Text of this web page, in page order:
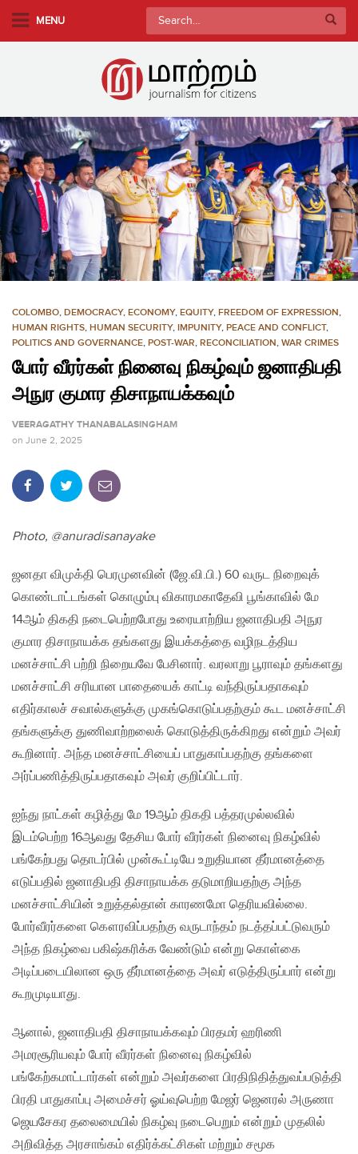
m
a
i
n
c
o
n
t
MENU
Search
for:
COLOMBO, DEMOCRACY, ECONOMY, EQUITY, FREEDOM OF EXPRESSION,
HUMAN RIGHTS, HUMAN SECURITY, IMPUNITY, PEACE AND CONFLICT,
POLITICS AND GOVERNANCE, POST-WAR, RECONCILIATION, WAR CRIMES
போர் வீரர்கள் நினைவு நிகழ்வும் ஜனாதிபதி
அநுர குமார திசாநாயக்கவும்
VEERAGATHY THANABALASINGHAM
on June 2, 2025
Photo, @anuradisanayake
ஜனதா விமுக்தி பெரமுனவின் (ஜே.வி.பி.) 60 வருட நிறைவுக்
கொண்டாட்டங்கள் கொழும்பு விகாரமகாதேவி பூங்காவில் மே
14ஆம் திகதி நடைபெற்றபோது உரையாற்றிய ஜனாதிபதி அநுர
குமார திசாநாயக்க தங்களது இயக்கத்தை வழிநடத்திய
மனச்சாட்சி பற்றி நிறையவே பேசினார். வரலாறு பூராவும் தங்களது
மனச்சாட்சி சரியான பாதையைக் காட்டி வந்திருப்பதாகவும்
எதிர்காலச் சவால்களுக்கு முகங்கொடுப்பதற்கும் கூட மனச்சாட்சி
தங்களுக்கு துணிவாற்றலைக் கொடுத்திருக்கிறது என்றும் அவர்
கூறினார். அந்த மனச்சாட்சியைப் பாதுகாப்பதற்கு தங்களை
அர்ப்பணித்திருப்பதாகவும் அவர் குறிப்பிட்டார்.
ஐந்து நாட்கள் கழித்து மே 19ஆம் திகதி பத்தரமுல்லவில்
இடம்பெற்ற 16ஆவது தேசிய போர் வீரர்கள் நினைவு நிகழ்வில்
பங்கேற்பது தொடர்பில் முன்கூட்டியே உறுதியான தீர்மானத்தை
எடுப்பதில் ஜனாதிபதி திசாநாயக்க தடுமாறியதற்கு அந்த
மனச்சாட்சியின் உறுத்தல்தான் காரணமோ தெரியவில்லை.
போர்வீரர்களை கௌரவிப்பதற்கு வருடாந்தம் நடத்தப்பட்டுவரும்
அந்த நிகழ்வை பகிஷ்கரிக்க வேண்டும் என்று கொள்கை
அடிப்படையிலான ஒரு தீர்மானத்தை அவர் எடுத்திருப்பார் என்று
கூறமுடியாது.
ஆனால், ஜனாதிபதி திசாநாயக்கவும் பிரதமர் ஹரிணி
அமரசூரியவும் போர் வீரர்கள் நினைவு நிகழ்வில்
பங்கேற்கமாட்டார்கள் என்றும் அவர்களை பிரதிநிதித்துவப்படுத்தி
பிரதி பாதுகாப்பு அமைச்சர் ஓய்வுபெற்ற மேஜர் ஜெனரல் அருணா
ஜெயசேகர தலைமையில் நிகழ்வு நடைபெறும் என்றும் முதலில்
அறிவித்த அரசாங்கம் எதிர்க்கட்சிகள் மற்றும் சமூக